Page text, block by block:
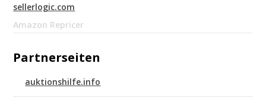
sellerlogic.com
Amazon Repricer
Partnerseiten
auktionshilfe.info